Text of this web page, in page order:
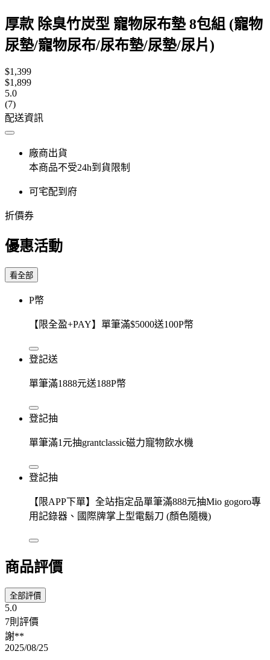
厚款 除臭竹炭型 寵物尿布墊 8包組 (寵物
尿墊/寵物尿布/尿布墊/尿墊/尿片)
$1,399
$1,899
5.0
(7)
配送資訊
廠商出貨
本商品不受24h到貨限制
可宅配到府
折價券
優惠活動
看全部
P幣
【限全盈+PAY】單筆滿$5000送100P幣
登記送
單筆滿1888元送188P幣
登記抽
單筆滿1元抽grantclassic磁力寵物飲水機
登記抽
【限APP下單】全站指定品單筆滿888元抽Mio gogoro專
用記錄器、國際牌掌上型電鬍刀 (顏色隨機)
商品評價
全部評價
5.0
7則評價
謝**
2025/08/25